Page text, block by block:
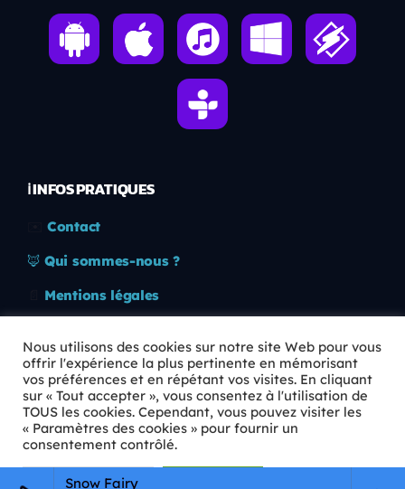
Snow Fairy
ℹ️ INFOS PRATIQUES
Contact
🦊 Qui sommes-nous ?
Mentions légales
🛡️ RGPD
Copyright © 2026 Animkids. Tous droits réservés.
Nous utilisons des cookies sur notre site Web pour vous
offrir l'expérience la plus pertinente en mémorisant
vos préférences et en répétant vos visites. En cliquant
sur « Tout accepter », vous consentez à l'utilisation de
TOUS les cookies. Cependant, vous pouvez visiter les
« Paramètres des cookies » pour fournir un
consentement contrôlé.
Paramètres Cookie